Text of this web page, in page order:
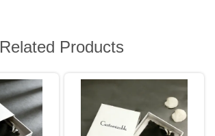
Related Products